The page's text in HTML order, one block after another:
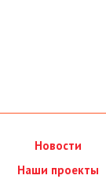
Новости
Наши проекты